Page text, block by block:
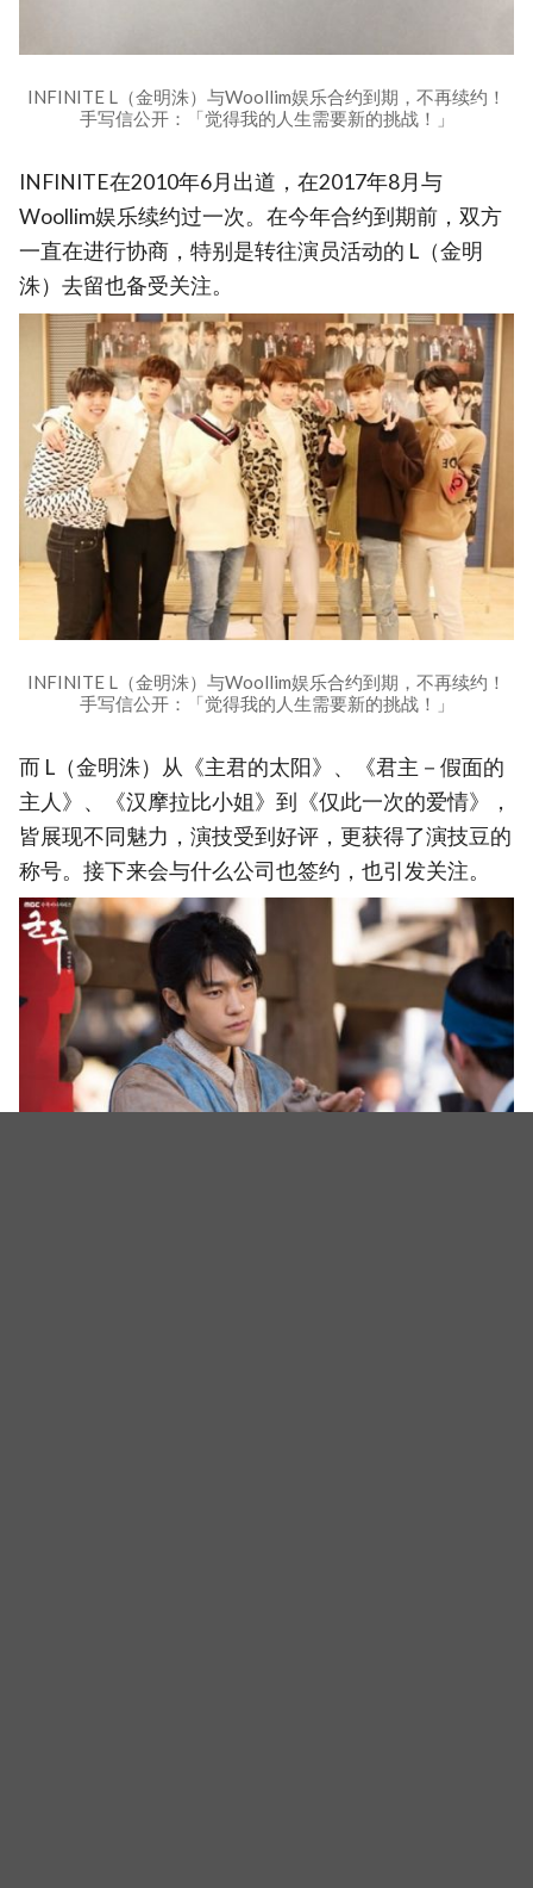
INFINITE L（金明洙）与Woollim娱乐合约到期，不再续约！
手写信公开：「觉得我的人生需要新的挑战！」
INFINITE在2010年6月出道，在2017年8月与
Woollim娱乐续约过一次。在今年合约到期前，双方
一直在进行协商，特别是转往演员活动的 L（金明
洙）去留也备受关注。
INFINITE L（金明洙）与Woollim娱乐合约到期，不再续约！
手写信公开：「觉得我的人生需要新的挑战！」
而 L（金明洙）从《主君的太阳》、《君主－假面的
主人》、《汉摩拉比小姐》到《仅此一次的爱情》，
皆展现不同魅力，演技受到好评，更获得了演技豆的
称号。接下来会与什么公司也签约，也引发关注。